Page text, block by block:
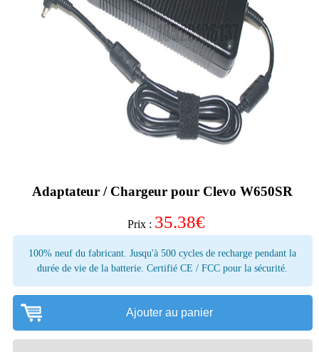
Adaptateur / Chargeur pour Clevo W650SR
Prix : 35.38€
100% neuf du fabricant. Jusqu'à 500 cycles de recharge pendant la
durée de vie de la batterie. Certifié CE / FCC pour la sécurité.
Ajouter au panier